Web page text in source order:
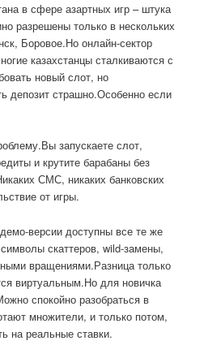
в сфере азартных игр – штука
разрешены только в нескольких
Боровое.Но онлайн-сектор
казахстанцы сталкиваются с
новый слот, но
депозит страшно.Особенно если
запускаете слот,
и крутите барабаны без
СМС, никаких банковских
от игры.
версии доступны все те же
скаттеров, wild-замены,
вращениями.Разница только
виртуальным.Но для новичка
спокойно разобраться в
множители, и только потом,
на реальные ставки.